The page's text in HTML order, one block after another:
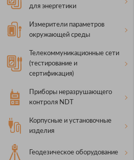
для энергетики
Измерители параметров
окружающей среды
Телекоммуникационные сети
(тестирование и
сертификация)
Приборы неразрушающего
контроля NDT
Корпусные и установочные
изделия
Геодезическое оборудование